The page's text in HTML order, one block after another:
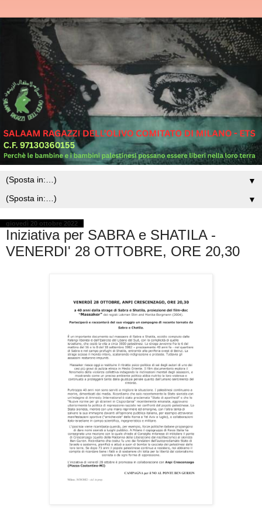
▼
▼
giovedì 20 ottobre 2022
Iniziativa per SABRA e SHATILA -
VENERDI' 28 OTTOBRE, ORE 20,30